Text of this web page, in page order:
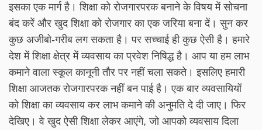
इसका एक मार्ग है। शिक्षा को रोजगारपरक बनाने के विषय में सोचना
बंद करें और खुद शिक्षा को रोजगार का एक जरिया बना दें। सुन कर
कुछ अजीबो-गरीब लग सकता है। पर सच्चाई ही कुछ ऐसी है। हमारे
देश में शिक्षा क्षेत्र में व्यवसाय का प्रवेश निषिद्ध है। आप या हम लाभ
कमाने वाला स्कूल कानूनी तौर पर नहीं चला सकते। इसलिए हमारी
शिक्षा आजतक रोजगारपरक नहीं बन पाई है। एक बार व्यवसायियों
को शिक्षा का व्यवसाय कर लाभ कमाने की अनुमति दे दी जाए। फिर
देखिए। वे खुद ऐसी शिक्षा लेकर आएंगे, जो आपको व्यवसाय दिला